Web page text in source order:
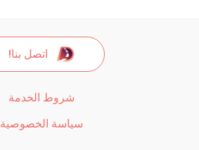
اتصل بنا!
شروط الخدمة
سياسة الخصوصية